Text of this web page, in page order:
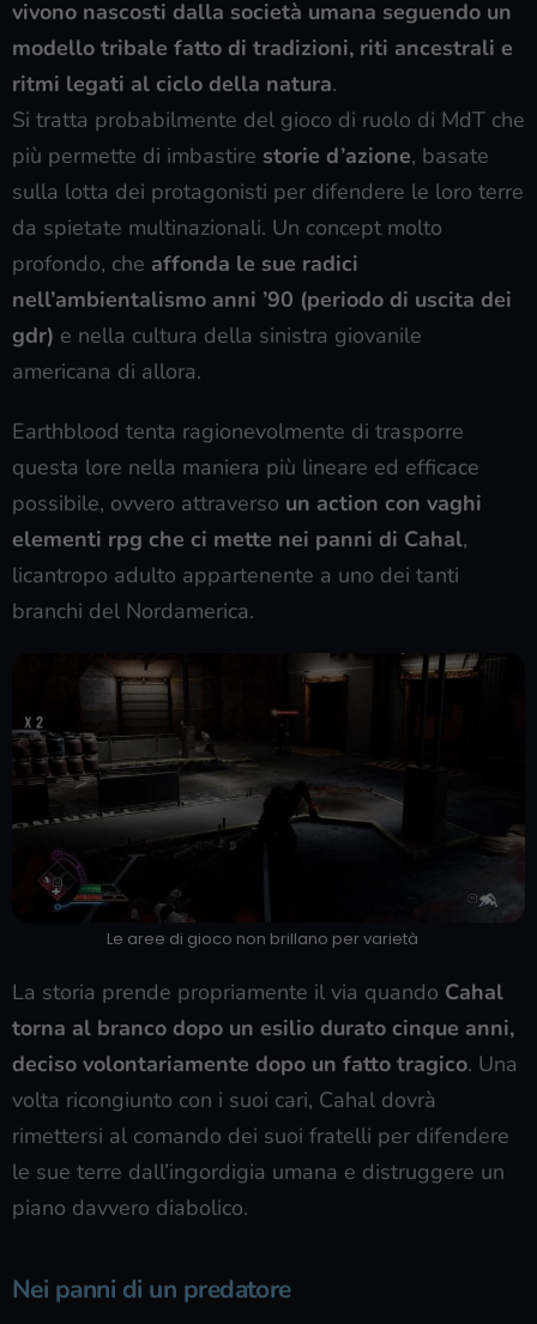
vivono nascosti dalla società umana seguendo un
modello tribale fatto di tradizioni, riti ancestrali e
ritmi legati al ciclo della natura.
Si tratta probabilmente del gioco di ruolo di MdT che
più permette di imbastire storie d’azione, basate
sulla lotta dei protagonisti per difendere le loro terre
da spietate multinazionali. Un concept molto
profondo, che affonda le sue radici
nell’ambientalismo anni ’90 (periodo di uscita dei
gdr) e nella cultura della sinistra giovanile
americana di allora.
Earthblood tenta ragionevolmente di trasporre
questa lore nella maniera più lineare ed efficace
possibile, ovvero attraverso un action con vaghi
elementi rpg che ci mette nei panni di Cahal,
licantropo adulto appartenente a uno dei tanti
branchi del Nordamerica.
Le aree di gioco non brillano per varietà
La storia prende propriamente il via quando Cahal
torna al branco dopo un esilio durato cinque anni,
deciso volontariamente dopo un fatto tragico. Una
volta ricongiunto con i suoi cari, Cahal dovrà
rimettersi al comando dei suoi fratelli per difendere
le sue terre dall’ingordigia umana e distruggere un
piano davvero diabolico.
Nei panni di un predatore